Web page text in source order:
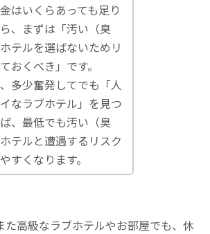
はいくらあっても足り
、まずは「汚い（臭
テルを選ばないためリ
おくべき」です。
多少奮発してでも「人
なラブホテル」を見つ
、最低でも汚い（臭
テルと遭遇するリスク
すくなります。
た高級なラブホテルやお部屋でも、休